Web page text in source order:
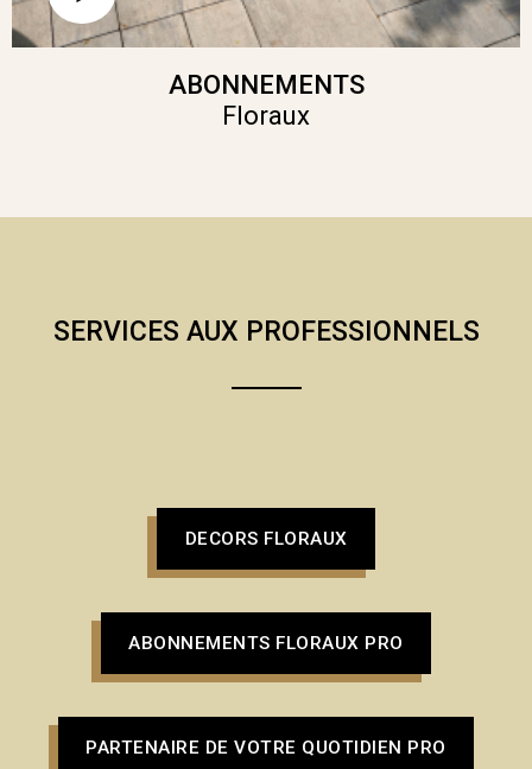
ABONNEMENTS
Floraux
SERVICES AUX PROFESSIONNELS
DECORS FLORAUX
ABONNEMENTS FLORAUX PRO
PARTENAIRE DE VOTRE QUOTIDIEN PRO